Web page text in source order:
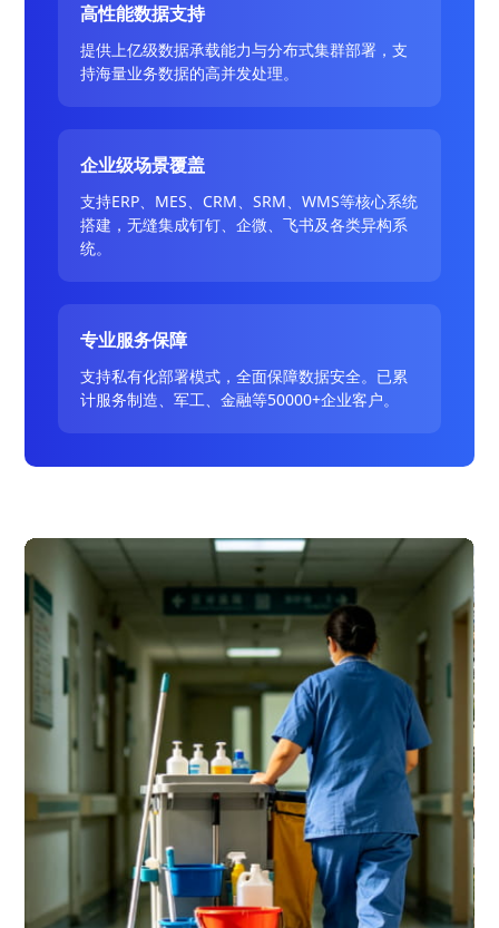
高性能数据支持
提供上亿级数据承载能力与分布式集群部署，支
持海量业务数据的高并发处理。
企业级场景覆盖
支持ERP、MES、CRM、SRM、WMS等核心系统
搭建，无缝集成钉钉、企微、飞书及各类异构系
统。
专业服务保障
支持私有化部署模式，全面保障数据安全。已累
计服务制造、军工、金融等50000+企业客户。